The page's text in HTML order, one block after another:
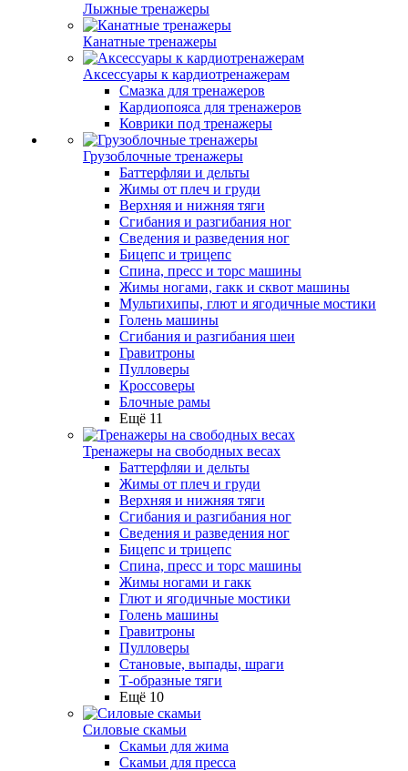
Лыжные тренажеры
Канатные тренажеры
Аксессуары к кардиотренажерам
Смазка для тренажеров
Кардиопояса для тренажеров
Коврики под тренажеры
Грузоблочные тренажеры
Баттерфляи и дельты
Жимы от плеч и груди
Верхняя и нижняя тяги
Сгибания и разгибания ног
Сведения и разведения ног
Бицепс и трицепс
Спина, пресс и торс машины
Жимы ногами, гакк и сквот машины
Мультихипы, глют и ягодичные мостики
Голень машины
Сгибания и разгибания шеи
Гравитроны
Пулловеры
Кроссоверы
Блочные рамы
Ещё 11
Тренажеры на свободных весах
Баттерфляи и дельты
Жимы от плеч и груди
Верхняя и нижняя тяги
Сгибания и разгибания ног
Сведения и разведения ног
Бицепс и трицепс
Спина, пресс и торс машины
Жимы ногами и гакк
Глют и ягодичные мостики
Голень машины
Гравитроны
Пулловеры
Становые, выпады, шраги
Т-образные тяги
Ещё 10
Силовые скамьи
Скамьи для жима
Скамьи для пресса